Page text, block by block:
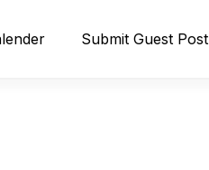
Submit Guest Post